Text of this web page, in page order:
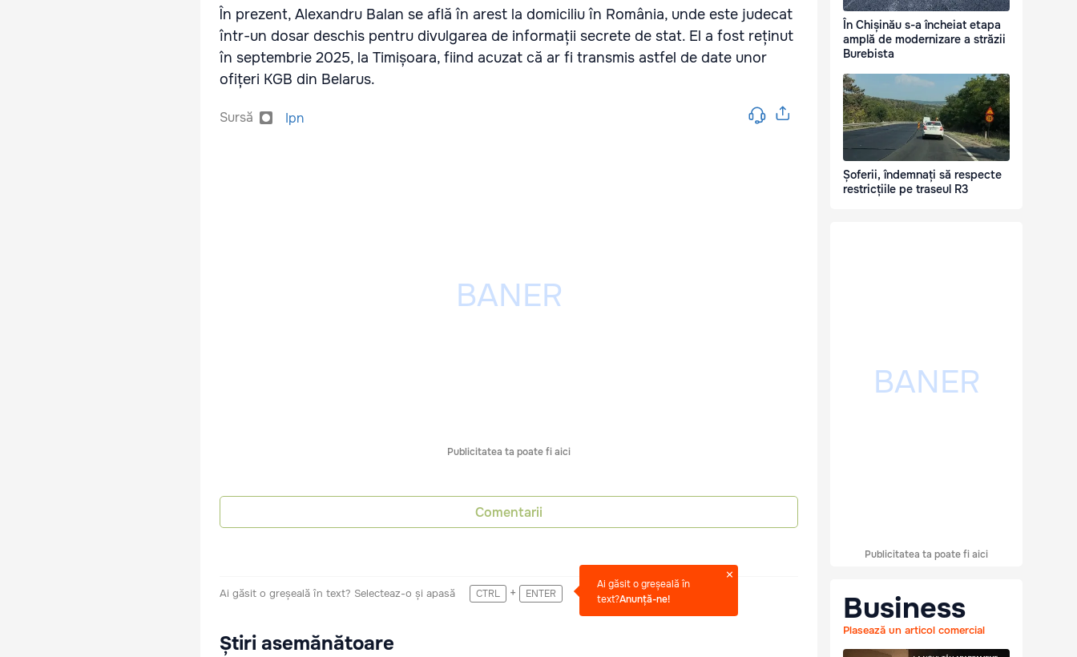
În prezent, Alexandru Balan se află în arest la domiciliu în România, unde este judecat
într-un dosar deschis pentru divulgarea de informații secrete de stat. El a fost reținut
în septembrie 2025, la Timișoara, fiind acuzat că ar fi transmis astfel de date unor
ofițeri KGB din Belarus.
Sursă Ipn
Publicitatea ta poate fi aici
Comentarii
Ai găsit o greșeală în text? Selecteaz-o și apasă CTRL + ENTER
Ai găsit o greșeală în
text?Anunță-ne!
Știri asemănătoare
În Chișinău s-a încheiat etapa
amplă de modernizare a străzii
Burebista
Șoferii, îndemnați să respecte
restricțiile pe traseul R3
Publicitatea ta poate fi aici
Business
Plasează un articol comercial